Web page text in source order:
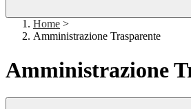
Home >
Amministrazione Trasparente
Amministrazione